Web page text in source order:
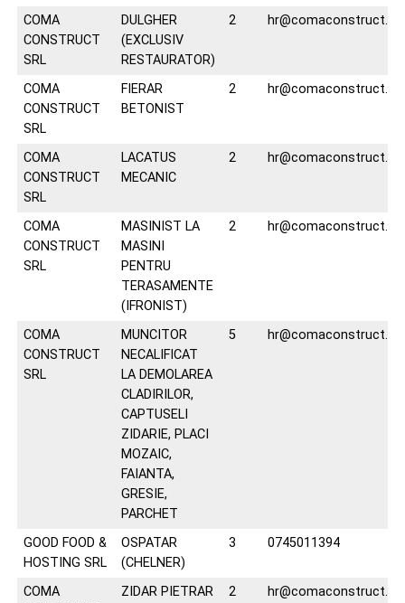
COMA
CONSTRUCT
SRL
DULGHER
(EXCLUSIV
RESTAURATOR)
2 hr@comaconstruct.ro
COMA
CONSTRUCT
SRL
FIERAR
BETONIST
2 hr@comaconstruct.ro
COMA
CONSTRUCT
SRL
LACATUS
MECANIC
2 hr@comaconstruct.ro
COMA
CONSTRUCT
SRL
MASINIST LA
MASINI
PENTRU
TERASAMENTE
(IFRONIST)
2 hr@comaconstruct.ro
COMA
CONSTRUCT
SRL
MUNCITOR
NECALIFICAT
LA DEMOLAREA
CLADIRILOR,
CAPTUSELI
ZIDARIE, PLACI
MOZAIC,
FAIANTA,
GRESIE,
PARCHET
5 hr@comaconstruct.ro
GOOD FOOD &
HOSTING SRL
OSPATAR
(CHELNER)
3 0745011394
COMA
ZIDAR PIETRAR 2 hr@comaconstruct.ro